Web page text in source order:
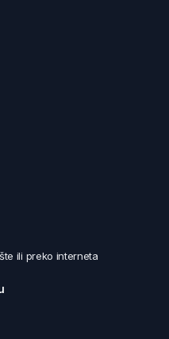
ili preko interneta